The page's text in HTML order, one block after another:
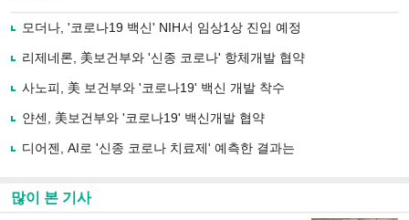
로
사
유
기
모더나, '코로나19 백신' NIH서 임상1상 진입 예정
리제네론, 美보건부와 '신종 코로나' 항체개발 협약
사노피, 美 보건부와 '코로나19' 백신 개발 착수
얀센, 美보건부와 '코로나19' 백신개발 협약
디어젠, AI로 '신종 코로나 치료제' 예측한 결과는
많이 본 기사